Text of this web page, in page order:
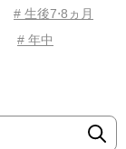
# 生後7⋅8ヵ月
# 年中